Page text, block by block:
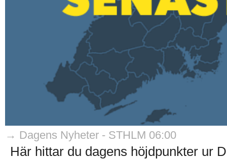
→ Dagens Nyheter - STHLM 06:00
Här hittar du dagens höjdpunkter ur